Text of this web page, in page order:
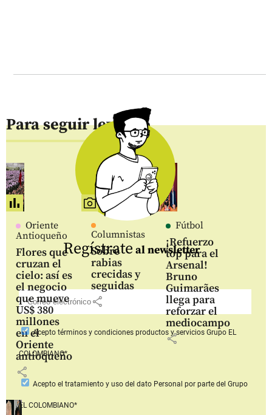
Para seguir leyendo
Oriente
Antioqueño
Flores que
cruzan el
cielo: así es
el negocio
que mueve
US$ 380
millones
en el
Oriente
antioqueño
share
Columnistas
Sobre
rabias
crecidas y
seguidas
share
Fútbol
¡Refuerzo
top para el
Arsenal!
Bruno
Guimarães
llega para
reforzar el
mediocampo
share
Regístrate al newsletter
Aceptotérminos y condiciones productos y serviciosGrupo EL
COLOMBIANO*
Acepto el tratamiento y uso del dato Personal por parte del Grupo
EL COLOMBIANO*